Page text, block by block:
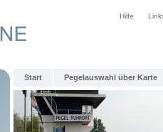
Hilfe
Start Pegelauswahl über Karte